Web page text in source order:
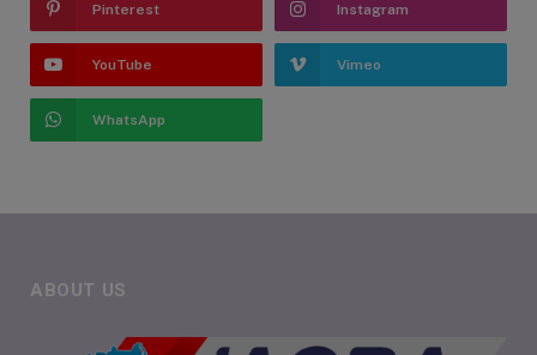
Pinterest Instagram
YouTube Vimeo
WhatsApp
ABOUT US